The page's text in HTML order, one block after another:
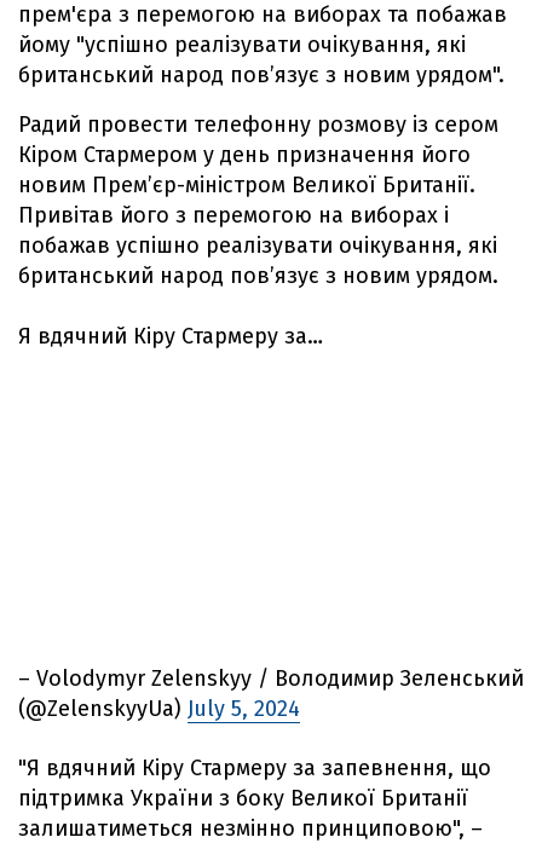
прем'єра з перемогою на виборах та побажав
йому "успішно реалізувати очікування, які
британський народ пов’язує з новим урядом".
Радий провести телефонну розмову із сером
Кіром Стармером у день призначення його
новим Прем’єр-міністром Великої Британії.
Привітав його з перемогою на виборах і
побажав успішно реалізувати очікування, які
британський народ пов’язує з новим урядом.
Я вдячний Кіру Стармеру за…
– Volodymyr Zelenskyy / Володимир Зеленський
(@ZelenskyyUa) July 5, 2024
"Я вдячний Кіру Стармеру за запевнення, що
підтримка України з боку Великої Британії
залишатиметься незмінно принциповою", –